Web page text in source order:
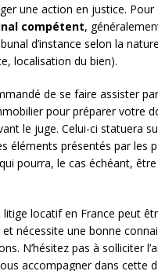
une action en justice. Pour
compétent,
d’instance selon la
localisation du bien).
de se faire assister
pour préparer votre
le juge. Celui-ci statuera
éléments présentés par les
pourra, le cas échéant,
litige locatif en France peut
nécessite une bonne
N’hésitez pas à solliciter
accompagner dans cette